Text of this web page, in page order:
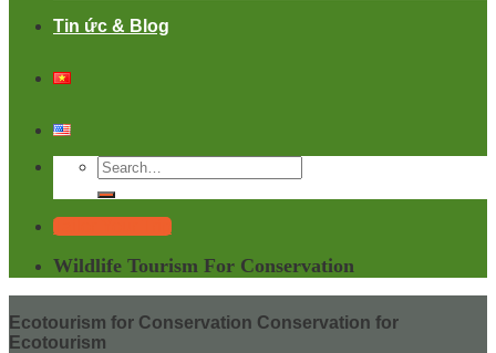
Tin ức & Blog
Tailor Your Trip
Wildlife Tourism For Conservation
Ecotourism for Conservation Conservation for
Ecotourism